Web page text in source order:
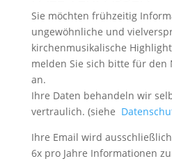
Sie möchten frühzeitig
ungewöhnliche und
kirchenmusikalische
melden Sie sich bitte für den
an.
Ihre Daten behandeln wir
vertraulich. (siehe
Ihre Email wird
6x pro Jahre Informationen